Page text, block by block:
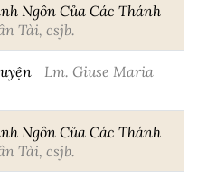
Ngôn Của Các Thánh
Tài, csjb.
Lm. Giuse Maria
Ngôn Của Các Thánh
Tài, csjb.